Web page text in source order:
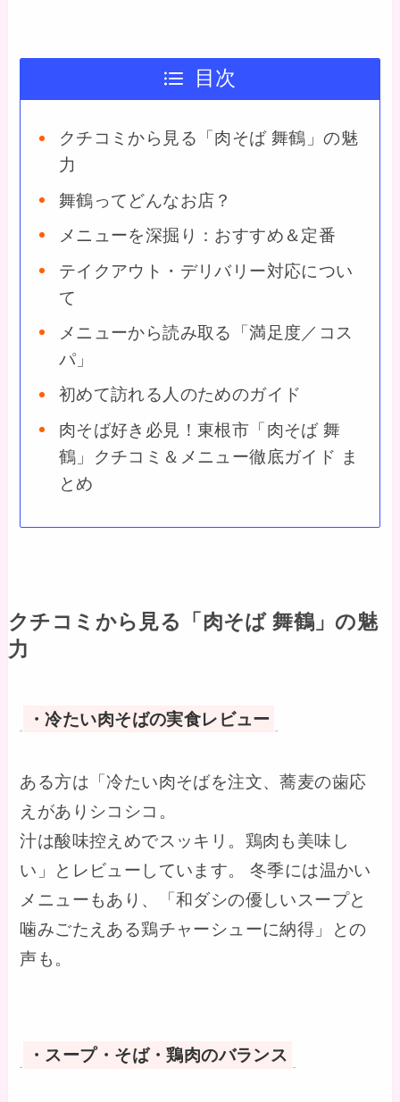
目次
クチコミから見る「肉そば 舞鶴」の魅
力
舞鶴ってどんなお店？
メニューを深掘り：おすすめ＆定番
テイクアウト・デリバリー対応につい
て
メニューから読み取る「満足度／コス
パ」
初めて訪れる人のためのガイド
肉そば好き必見！東根市「肉そば 舞
鶴」クチコミ＆メニュー徹底ガイド ま
とめ
クチコミから見る「肉そば 舞鶴」の魅
力
・冷たい肉そばの実食レビュー
ある方は「冷たい肉そばを注文、蕎麦の歯応
えがありシコシコ。
汁は酸味控えめでスッキリ。鶏肉も美味し
い」とレビューしています。 冬季には温かい
メニューもあり、「和ダシの優しいスープと
噛みごたえある鶏チャーシューに納得」との
声も。
・スープ・そば・鶏肉のバランス